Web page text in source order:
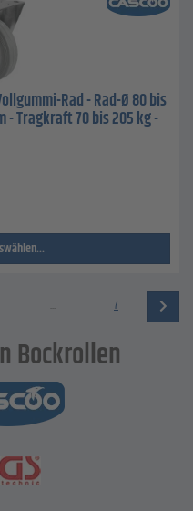
Rad - Rad-Ø 80 bis
- Tragkraft 70 bis 205 kg -
7
Bockrollen